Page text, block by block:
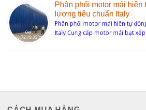
Phân phối motor mái hiên
lượng tiêu chuẩn Italy
Phân phối motor mái hiên tự
Italy Cung cấp motor mái bạt